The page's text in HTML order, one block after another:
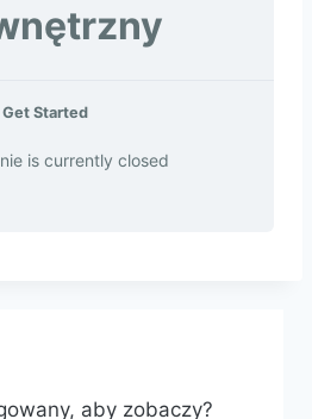
Get Started
is currently closed
aby zobaczy?